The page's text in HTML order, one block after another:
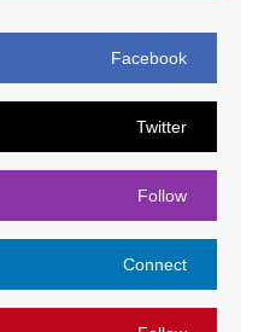
Facebook
Twitter
Follow
Connect